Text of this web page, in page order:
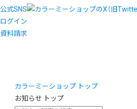
公式SNS
ログイン
資料請求
カラーミーショップ トップ
お知らせ トップ